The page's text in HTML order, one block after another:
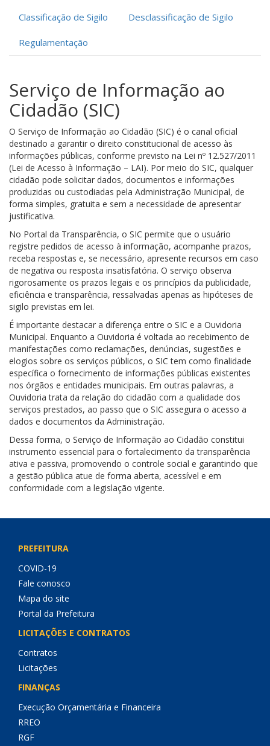
Classificação de Sigilo Desclassificação de Sigilo
Regulamentação
Serviço de Informação ao
Cidadão (SIC)
O Serviço de Informação ao Cidadão (SIC) é o canal oficial
destinado a garantir o direito constitucional de acesso às
informações públicas, conforme previsto na Lei nº 12.527/2011
(Lei de Acesso à Informação – LAI). Por meio do SIC, qualquer
cidadão pode solicitar dados, documentos e informações
produzidas ou custodiadas pela Administração Municipal, de
forma simples, gratuita e sem a necessidade de apresentar
justificativa.
No Portal da Transparência, o SIC permite que o usuário
registre pedidos de acesso à informação, acompanhe prazos,
receba respostas e, se necessário, apresente recursos em caso
de negativa ou resposta insatisfatória. O serviço observa
rigorosamente os prazos legais e os princípios da publicidade,
eficiência e transparência, ressalvadas apenas as hipóteses de
sigilo previstas em lei.
É importante destacar a diferença entre o SIC e a Ouvidoria
Municipal. Enquanto a Ouvidoria é voltada ao recebimento de
manifestações como reclamações, denúncias, sugestões e
elogios sobre os serviços públicos, o SIC tem como finalidade
específica o fornecimento de informações públicas existentes
nos órgãos e entidades municipais. Em outras palavras, a
Ouvidoria trata da relação do cidadão com a qualidade dos
serviços prestados, ao passo que o SIC assegura o acesso a
dados e documentos da Administração.
Dessa forma, o Serviço de Informação ao Cidadão constitui
instrumento essencial para o fortalecimento da transparência
ativa e passiva, promovendo o controle social e garantindo que
a gestão pública atue de forma aberta, acessível e em
conformidade com a legislação vigente.
PREFEITURA
COVID-19
Fale conosco
Mapa do site
Portal da Prefeitura
LICITAÇÕES E CONTRATOS
Contratos
Licitações
FINANÇAS
Execução Orçamentária e Financeira
RREO
RGF